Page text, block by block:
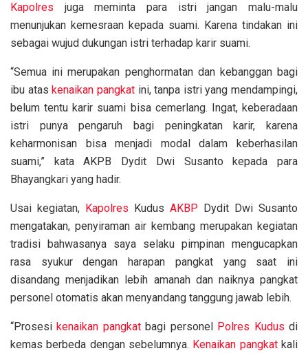
Kapolres juga meminta para istri jangan malu-malu
menunjukan kemesraan kepada suami. Karena tindakan ini
sebagai wujud dukungan istri terhadap karir suami.
“Semua ini merupakan penghormatan dan kebanggan bagi
ibu ataskenaikan pangkatini, tanpa istri yang mendampingi,
belum tentu karir suami bisa cemerlang. Ingat, keberadaan
istri punya pengaruh bagi peningkatan karir, karena
keharmonisan bisa menjadi modal dalam keberhasilan
suami,” kata AKPB Dydit Dwi Susanto kepada para
Bhayangkari yang hadir.
Usai kegiatan, Kapolres Kudus AKBP Dydit Dwi Susanto
mengatakan, penyiraman air kembang merupakan kegiatan
tradisi bahwasanya saya selaku pimpinan mengucapkan
rasa syukur dengan harapan pangkat yang saat ini
disandang menjadikan lebih amanah dan naiknya pangkat
personel otomatis akan menyandang tanggung jawab lebih.
“Prosesikenaikan pangkatbagi personel Polres Kudus di
kemas berbeda dengan sebelumnya. Kenaikan pangkatkali